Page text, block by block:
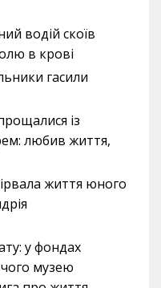
водій скоїв
в крові
гасили
із
любив життя,
життя юного
у фондах
музею